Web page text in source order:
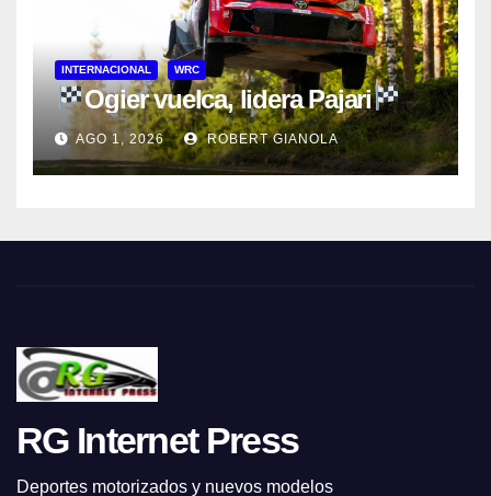
INTERNACIONAL WRC
Ogier vuelca, lidera Pajari
AGO 1, 2026 ROBERT GIANOLA
RG Internet Press
Deportes motorizados y nuevos modelos